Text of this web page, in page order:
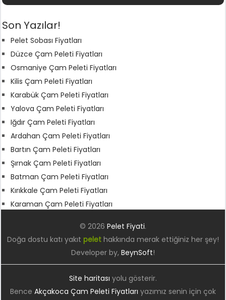
Son Yazılar!
Pelet Sobası Fiyatları
Düzce Çam Peleti Fiyatları
Osmaniye Çam Peleti Fiyatları
Kilis Çam Peleti Fiyatları
Karabük Çam Peleti Fiyatları
Yalova Çam Peleti Fiyatları
Iğdır Çam Peleti Fiyatları
Ardahan Çam Peleti Fiyatları
Bartın Çam Peleti Fiyatları
Şırnak Çam Peleti Fiyatları
Batman Çam Peleti Fiyatları
Kırıkkale Çam Peleti Fiyatları
Karaman Çam Peleti Fiyatları
© 2026 Pelet Fiyati.
Doğa dostu katı yakıt pelethakkında merak ettiğiniz her şey!
Developer by, BeynSoft!
Site haritası yolu gösterir.
Bence Akçakoca Çam Peleti Fiyatları yazımız senin için çok